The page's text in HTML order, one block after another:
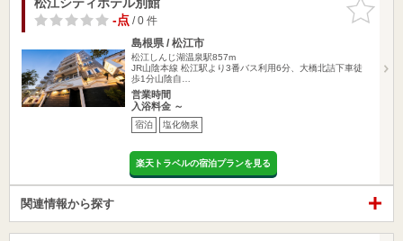
りに追加
-点/ 0 件
島根県 / 松江市
松江しんじ湖温泉駅857m
JR山陰本線 松江駅より3番バス利用6分、大橋北詰下車徒
歩1分山陰自…
営業時間
入浴料金 ～
宿泊 塩化物泉
楽天トラベルの宿泊プランを見る
関連情報から探す